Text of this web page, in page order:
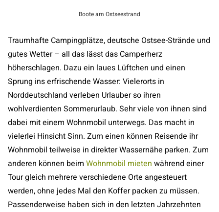
Boote am Ostseestrand
Traumhafte Campingplätze, deutsche Ostsee-Strände und
gutes Wetter – all das lässt das Camperherz
höherschlagen. Dazu ein laues Lüftchen und einen
Sprung ins erfrischende Wasser: Vielerorts in
Norddeutschland verleben Urlauber so ihren
wohlverdienten Sommerurlaub. Sehr viele von ihnen sind
dabei mit einem Wohnmobil unterwegs. Das macht in
vielerlei Hinsicht Sinn. Zum einen können Reisende ihr
Wohnmobil teilweise in direkter Wassernähe parken. Zum
anderen können beim Wohnmobil mieten während einer
Tour gleich mehrere verschiedene Orte angesteuert
werden, ohne jedes Mal den Koffer packen zu müssen.
Passenderweise haben sich in den letzten Jahrzehnten